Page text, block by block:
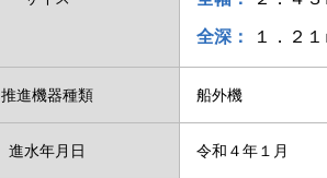
全深： １．２
推進機器種類 船外機
進水年月日 令和４年１月